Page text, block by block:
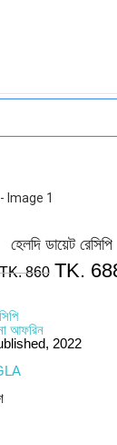
হেলদি ডায়েট রেসিপি
TK.860 TK.
আফরিন
2022